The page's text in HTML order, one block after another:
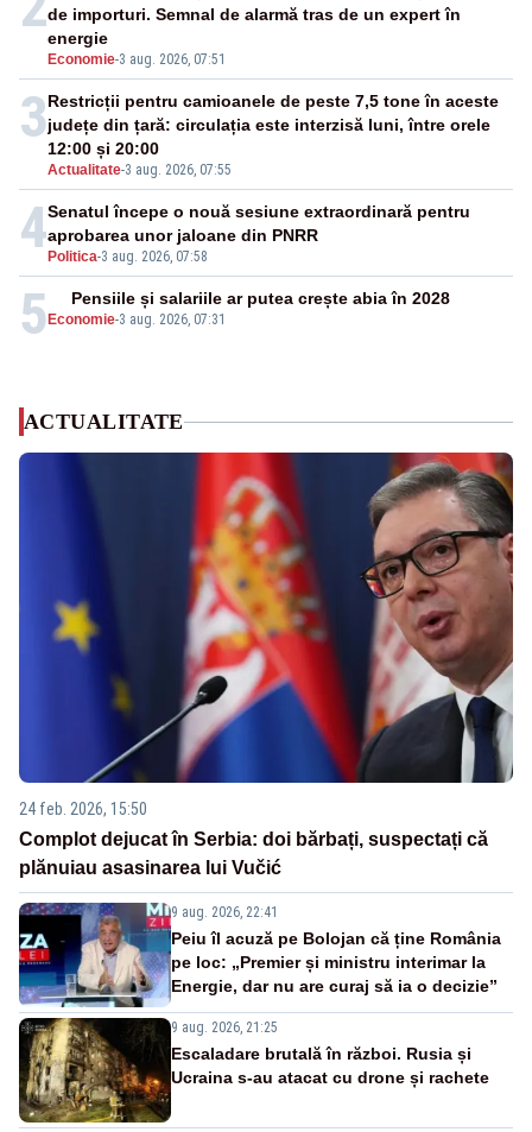
Economie-3 aug. 2026, 07:51
de importuri. Semnal de alarmă tras de un expert în
energie
3
Actualitate-3 aug. 2026, 07:55
Restricții pentru camioanele de peste 7,5 tone în aceste
județe din țară: circulația este interzisă luni, între orele
12:00 și 20:00
4 Politica-3 aug. 2026, 07:58
Senatul începe o nouă sesiune extraordinară pentru
aprobarea unor jaloane din PNRR
5 Economie-3 aug. 2026, 07:31
Pensiile și salariile ar putea crește abia în 2028
ACTUALITATE
24 feb. 2026, 15:50
Complot dejucat în Serbia: doi bărbați, suspectați că
plănuiau asasinarea lui Vučić
9 aug. 2026, 22:41
Peiu îl acuză pe Bolojan că ține România
pe loc: „Premier și ministru interimar la
Energie, dar nu are curaj să ia o decizie”
9 aug. 2026, 21:25
Escaladare brutală în război. Rusia și
Ucraina s-au atacat cu drone și rachete